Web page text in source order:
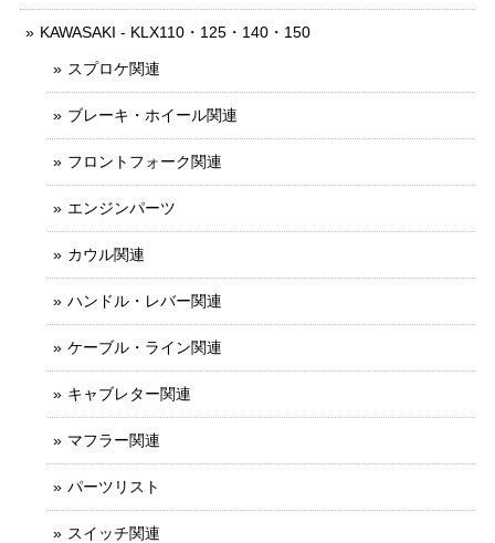
KAWASAKI - KLX110・125・140・150
スプロケ関連
ブレーキ・ホイール関連
フロントフォーク関連
エンジンパーツ
カウル関連
ハンドル・レバー関連
ケーブル・ライン関連
キャブレター関連
マフラー関連
パーツリスト
スイッチ関連